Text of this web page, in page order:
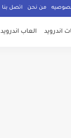
من نحن اتصل بنا
اندرويد العاب اندرويد